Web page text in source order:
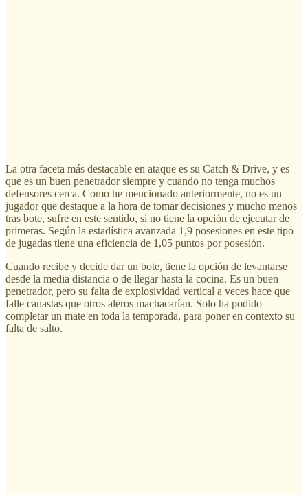
La otra faceta más destacable en ataque es su Catch & Drive, y es
que es un buen penetrador siempre y cuando no tenga muchos
defensores cerca. Como he mencionado anteriormente, no es un
jugador que destaque a la hora de tomar decisiones y mucho menos
tras bote, sufre en este sentido, si no tiene la opción de ejecutar de
primeras. Según la estadística avanzada 1,9 posesiones en este tipo
de jugadas tiene una eficiencia de 1,05 puntos por posesión.
Cuando recibe y decide dar un bote, tiene la opción de levantarse
desde la media distancia o de llegar hasta la cocina. Es un buen
penetrador, pero su falta de explosividad vertical a veces hace que
falle canastas que otros aleros machacarían. Solo ha podido
completar un mate en toda la temporada, para poner en contexto su
falta de salto.